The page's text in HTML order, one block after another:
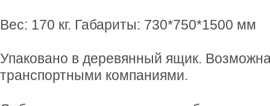
Вес: 170 кг. Габариты: 730*750*1500 мм
Упаковано в деревянный ящик.
транспортными компаниями.